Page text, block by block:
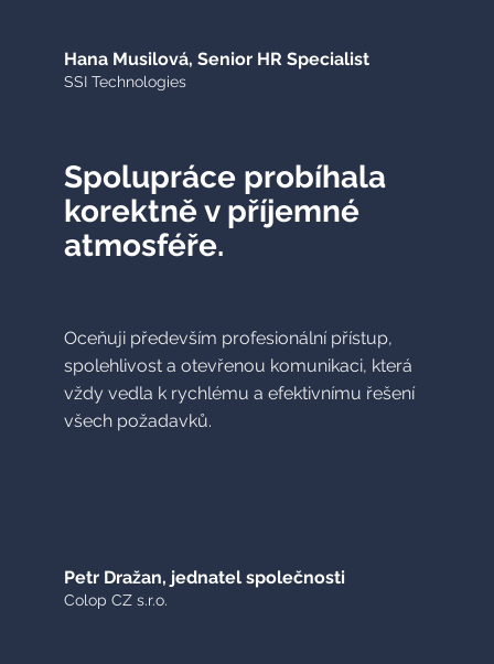
Hana Musilová, Senior HR Specialist
SSI Technologies
Spolupráce probíhala
korektně v příjemné
atmosféře.
Oceňuji především profesionální přístup,
spolehlivost a otevřenou komunikaci, která
vždy vedla k rychlému a efektivnímu řešení
všech požadavků.
Petr Dražan, jednatel společnosti
Colop CZ s.r.o.